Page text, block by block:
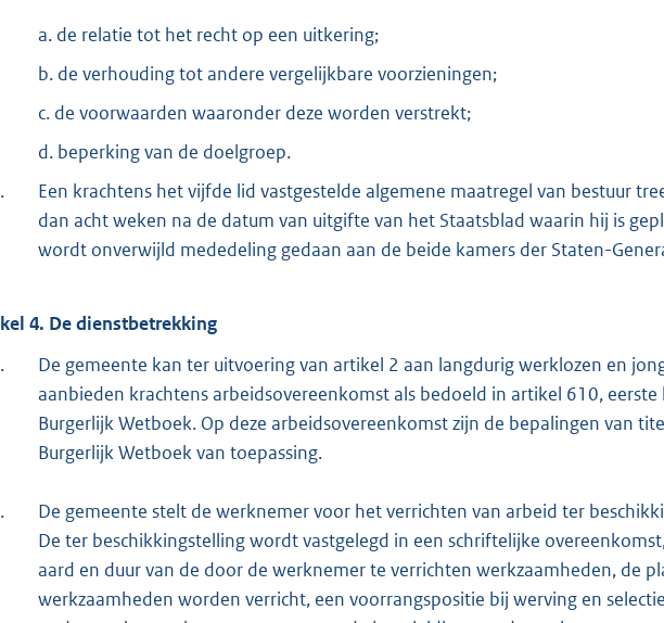
a. de relatie tot het recht op een uitkering;
b. de verhouding tot andere vergelijkbare voorzieningen;
c. de voorwaarden waaronder deze worden verstrekt;
d. beperking van de doelgroep.
Een krachtens het vijfde lid vastgestelde algemene maatregel van bestuur
dan acht weken na de datum van uitgifte van het Staatsblad waarin hij is
wordt onverwijld mededeling gedaan aan de beide kamers der Staten-
4. De dienstbetrekking
De gemeente kan ter uitvoering van artikel 2 aan langdurig werklozen en
aanbieden krachtens arbeidsovereenkomst als bedoeld in artikel 610, eerste
Burgerlijk Wetboek. Op deze arbeidsovereenkomst zijn de bepalingen van
Burgerlijk Wetboek van toepassing.
De gemeente stelt de werknemer voor het verrichten van arbeid ter
De ter beschikkingstelling wordt vastgelegd in een schriftelijke
aard en duur van de door de werknemer te verrichten werkzaamheden, de
werkzaamheden worden verricht, een voorrangspositie bij werving en